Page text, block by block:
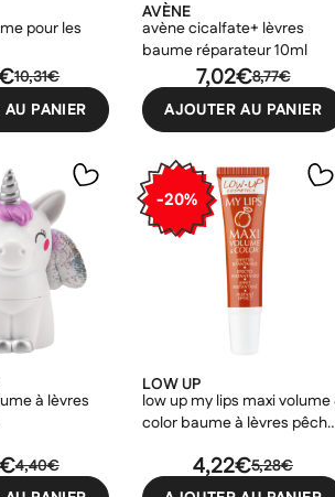
pour les
10,31€
PANIER
AVÈNE
avène cicalfate+ lèvres
baume réparateur 10ml
8,77€
7,02€
AJOUTER AU PANIER
à lèvres
4,40€
-20%
LOW UP
low up my lips maxi volume
color baume à lèvres pêche
5,28€
4,22€